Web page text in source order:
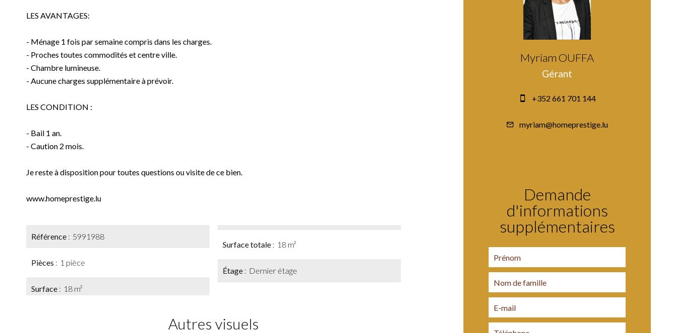
LES AVANTAGES:
- Ménage 1 fois par semaine compris dans les charges.
- Proches toutes commodités et centre ville.
- Chambre lumineuse.
- Aucune charges supplémentaire à prévoir.
LES CONDITION :
- Bail 1 an.
- Caution 2 mois.
Je reste à disposition pour toutes questions ou visite de ce bien.
www.homeprestige.lu
Référence 5991988
Pièces 1 pièce
Surface 18 m²
Surface totale 18 m²
Étage Dernier étage
Autres visuels
Myriam OUFFA
Gérant
+352 661 701 144
myriam@homeprestige.lu
Demande
d'informations
supplémentaires